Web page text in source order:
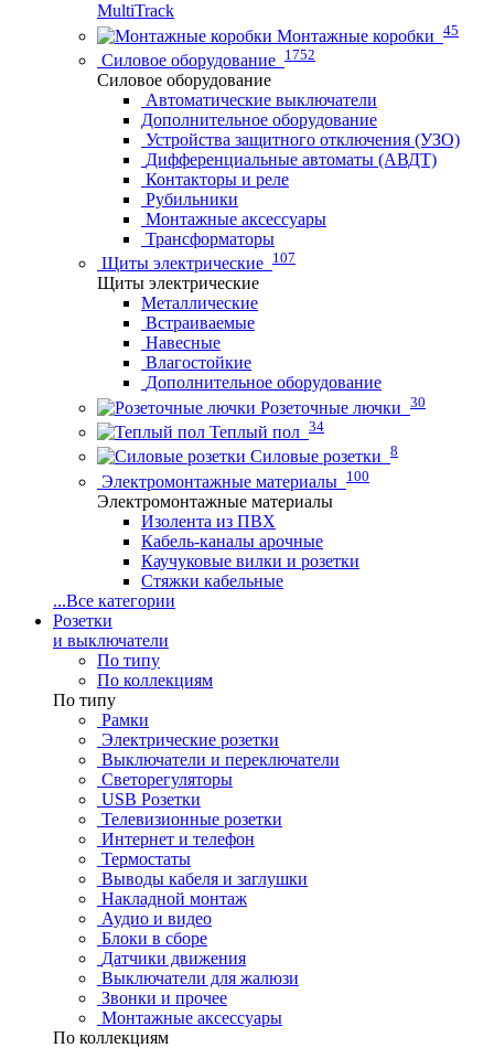
MultiTrack
Монтажные коробки 45
Силовое оборудование 1752
Силовое оборудование
Автоматические выключатели
Дополнительное оборудование
Устройства защитного отключения (УЗО)
Дифференциальные автоматы (АВДТ)
Контакторы и реле
Рубильники
Монтажные аксессуары
Трансформаторы
Щиты электрические 107
Щиты электрические
Металлические
Встраиваемые
Навесные
Влагостойкие
Дополнительное оборудование
Розеточные лючки 30
Теплый пол 34
Силовые розетки 8
Электромонтажные материалы 100
Электромонтажные материалы
Изолента из ПВХ
Кабель-каналы арочные
Каучуковые вилки и розетки
Стяжки кабельные
...Все категории
Розетки
и выключатели
По типу
По коллекциям
По типу
Рамки
Электрические розетки
Выключатели и переключатели
Светорегуляторы
USB Розетки
Телевизионные розетки
Интернет и телефон
Термостаты
Выводы кабеля и заглушки
Накладной монтаж
Аудио и видео
Блоки в сборе
Датчики движения
Выключатели для жалюзи
Звонки и прочее
Монтажные аксессуары
По коллекциям